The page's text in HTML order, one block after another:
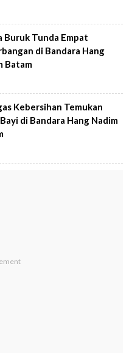
Buruk Tunda Empat
di Bandara Hang
Batam
Kebersihan Temukan
di Bandara Hang Nadim